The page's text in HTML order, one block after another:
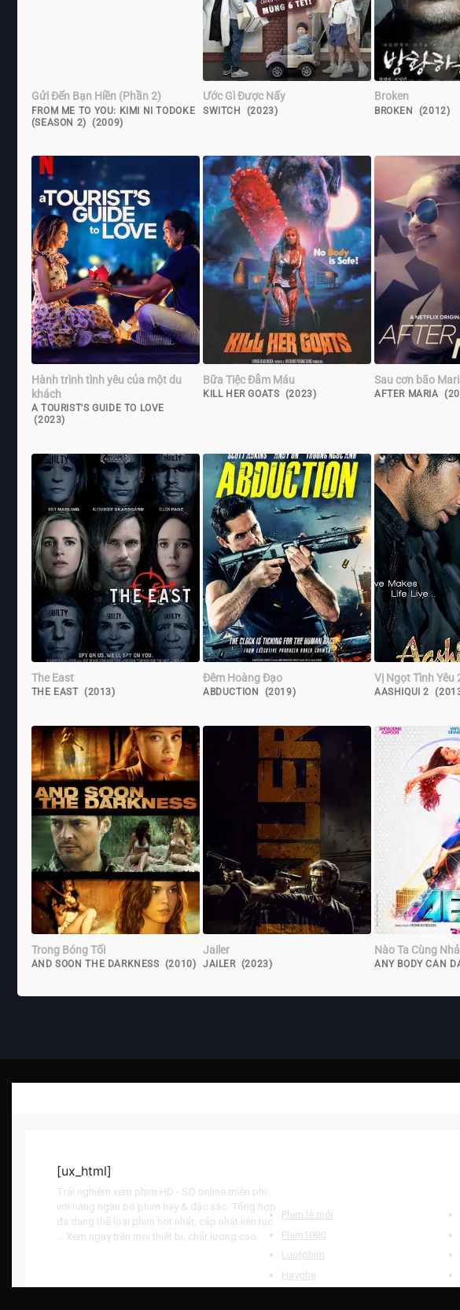
Gửi Đến Bạn Hiền (Phần 2)
FROM ME TO YOU: KIMI NI TODOKE
(SEASON 2) (2009)
Ước Gì Được Nấy
SWITCH (2023)
Broken
BROKEN (2012)
Hành trình tình yêu của một du
khách
A TOURIST'S GUIDE TO LOVE
(2023)
Bữa Tiệc Đẫm Máu
KILL HER GOATS (2023)
Sau cơn bão
AFTER MARIA
The East
THE EAST (2013)
Đêm Hoàng Đạo
ABDUCTION (2019)
Vị Ngọt Tình Yêu
AASHIQUI 2
Trong Bóng Tối
AND SOON THE DARKNESS (2010)
Jailer
JAILER (2023)
Nào Ta Cùng
ANY BODY CAN